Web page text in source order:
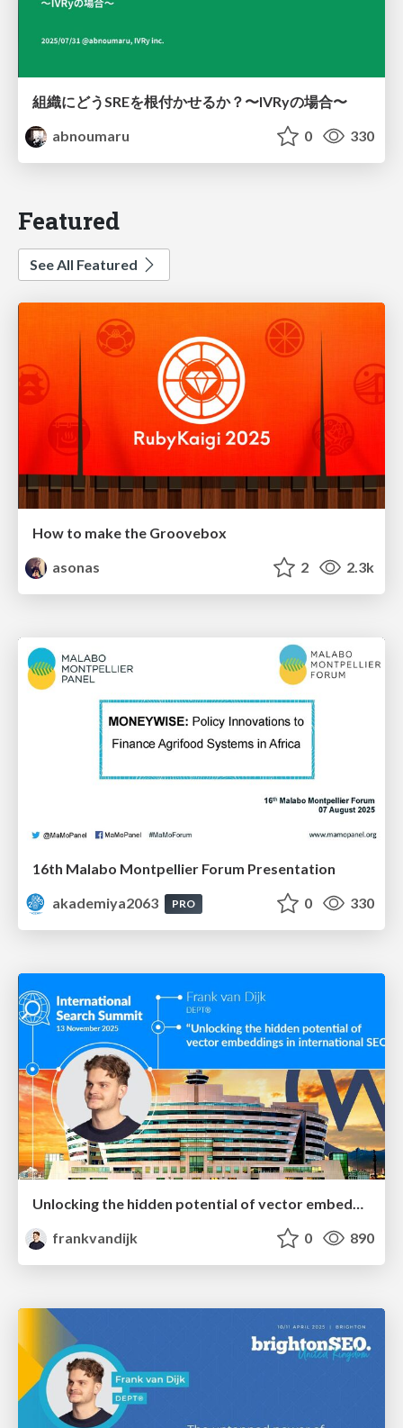
組織にどうSREを根付かせるか？〜IVRyの場合〜
abnoumaru
0 330
Featured
See All Featured
How to make the Groovebox
asonas
2 2.3k
16th Malabo Montpellier Forum Presentation
akademiya2063
PRO 0 330
Unlocking the hidden potential of vector embeddings in international SEO
frankvandijk
0 890